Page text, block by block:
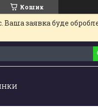
Кошик
Ваша заявка буде